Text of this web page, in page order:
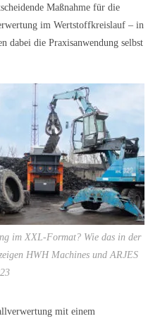
Maßnahme für die
im Wertstoffkreislauf – in
dabei die Praxisanwendung selbst
im XXL-Format? Wie das in der
HWH Machines und ARJES
mit einem